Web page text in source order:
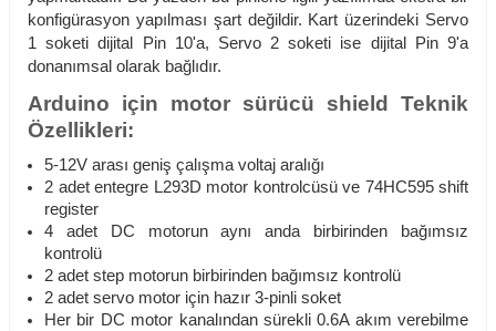
konfigürasyon yapılması şart değildir. Kart üzerindeki Servo
1 soketi dijital Pin 10'a, Servo 2 soketi ise dijital Pin 9'a
donanımsal olarak bağlıdır.
Arduino için motor sürücü shield Teknik
Özellikleri:
5-12V arası geniş çalışma voltaj aralığı
2 adet entegre L293D motor kontrolcüsü ve 74HC595 shift
register
4 adet DC motorun aynı anda birbirinden bağımsız
kontrolü
2 adet step motorun birbirinden bağımsız kontrolü
2 adet servo motor için hazır 3-pinli soket
Her bir DC motor kanalından sürekli 0.6A akım verebilme